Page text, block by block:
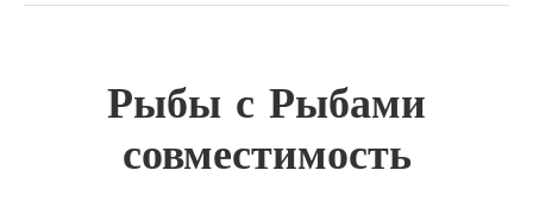
Рыбы с Рыбами
совместимость